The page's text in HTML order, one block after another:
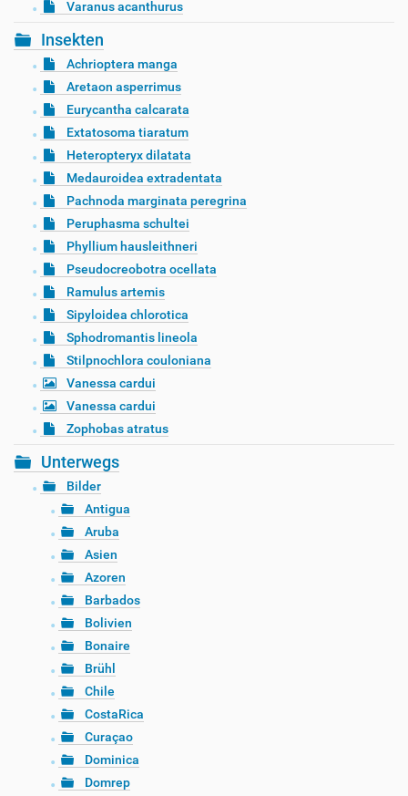
Varanus acanthurus
Insekten
Achrioptera manga
Aretaon asperrimus
Eurycantha calcarata
Extatosoma tiaratum
Heteropteryx dilatata
Medauroidea extradentata
Pachnoda marginata peregrina
Peruphasma schultei
Phyllium hausleithneri
Pseudocreobotra ocellata
Ramulus artemis
Sipyloidea chlorotica
Sphodromantis lineola
Stilpnochlora couloniana
Vanessa cardui
Vanessa cardui
Zophobas atratus
Unterwegs
Bilder
Antigua
Aruba
Asien
Azoren
Barbados
Bolivien
Bonaire
Brühl
Chile
CostaRica
Curaçao
Dominica
Domrep